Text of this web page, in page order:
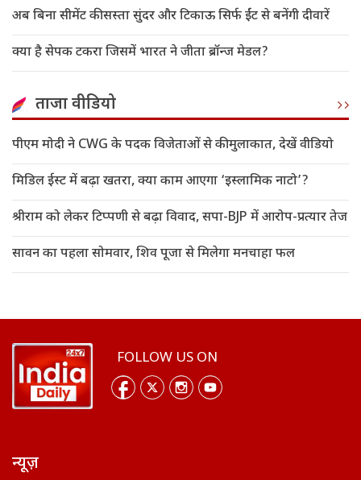
अब बिना सीमेंट की सस्ता सुंदर और टिकाऊ सिर्फ ईंट से बनेंगी दीवारें
क्या है सेपक टकरा जिसमें भारत ने जीता ब्रॉन्ज मेडल?
ताजा वीडियो
पीएम मोदी ने CWG के पदक विजेताओं से की मुलाकात, देखें वीडियो
मिडिल ईस्ट में बढ़ा खतरा, क्या काम आएगा ‘इस्लामिक नाटो’?
श्रीराम को लेकर टिप्पणी से बढ़ा विवाद, सपा-BJP में आरोप-प्रत्यार तेज
सावन का पहला सोमवार, शिव पूजा से मिलेगा मनचाहा फल
FOLLOW US ON
न्यूज़